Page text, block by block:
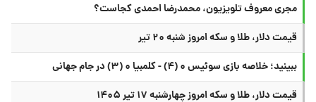
مجری معروف تلویزیون، محمدرضا احمدی کجاست؟
قیمت دلار، طلا و سکه امروز شنبه ۲۰ تیر
ببینید؛ خلاصه بازی سوئیس ۰ (۴) - کلمبیا ۰ (۳) در جام جهانی
قیمت دلار، طلا و سکه امروز چهارشنبه ۱۷ تیر ۱۴۰۵